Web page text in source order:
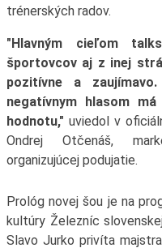
trénerských radov.
"Hlavným cieľom
športovcov aj z inej
pozitívne a
negatívnym hlasom
hodnotu," uviedol v
Ondrej Otčenáš,
organizujúcej podujatie.
Prológ novej šou je na
kultúry Železníc
Slavo Jurko privíta